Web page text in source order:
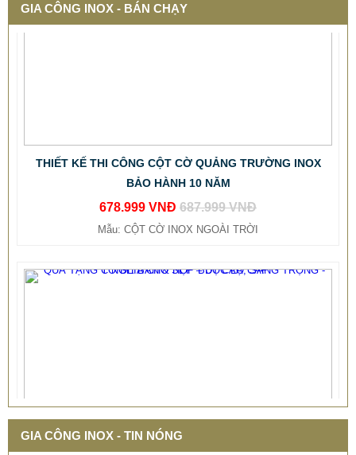
GIA CÔNG INOX - BÁN CHẠY
BẢO HÀNH 10 NĂM
678.999 VNĐ687.999 VNĐ
Mẫu: CỘT CỜ INOX NGOÀI TRỜI
GIA CÔNG INOX - TIN NÓNG